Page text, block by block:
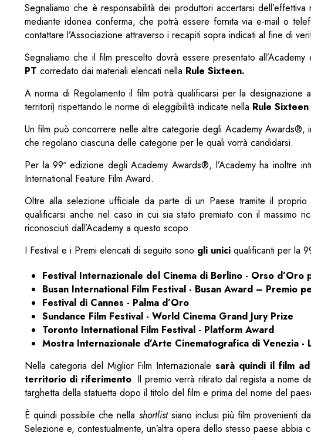
Segnaliamo che è responsabilità dei produttori accertarsi
mediante idonea conferma, che potrà essere fornita via e-mail o
contattare l’Associazione attraverso i recapiti sopra indicati al fine di
Segnaliamo che il film prescelto dovrà essere presentato
PT corredato dai materiali elencati nella Rule Sixteen.
A norma di Regolamento il film potrà qualificarsi per la
territori) rispettando le norme di eleggibilità indicate nella Rule
Un film può concorrere nelle altre categorie degli Academy
che regolano ciascuna delle categorie per le quali vorrà candidarsi.
Per la 99ª edizione degli Academy Awards®, l’Academy ha inoltre
International Feature Film Award.
Oltre alla selezione ufficiale da parte di un Paese tramite il
qualificarsi anche nel caso in cui sia stato premiato con il massimo
riconosciuti dall’Academy a questo scopo.
I Festival e i Premi elencati di seguito sono gli unici qualificanti per la
Festival Internazionale del Cinema di Berlino - Orso d’Oro
Busan International Film Festival - Busan Award – Premio
Festival di Cannes - Palma d’Oro
Sundance Film Festival - World Cinema Grand Jury Prize
Toronto International Film Festival - Platform Award
Mostra Internazionale d’Arte Cinematografica di Venezia -
Nella categoria del Miglior Film Internazionalesarà quindi il film
territorio di riferimento. Il premio verrà ritirato dal regista a nome
targhetta della statuetta dopo il titolo del film e prima del nome del
È quindi possibile che nella shortlistsiano inclusi più film provenienti
Selezione e, contestualmente, un’altra opera dello stesso paese abbia